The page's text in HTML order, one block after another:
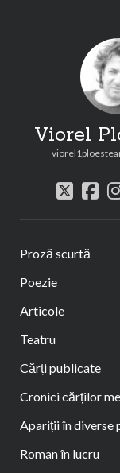
Viorel
Proză scurtă
Poezie
Articole
Teatru
Cărți publicate
Cronici cărților
Apariții în diverse
Roman în lucru